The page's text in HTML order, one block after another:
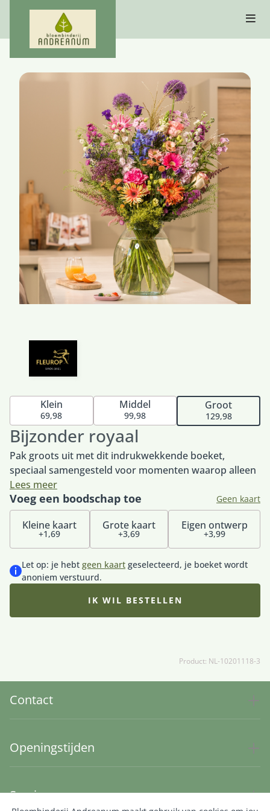
Bijzonder royaal
Pak groots uit met dit indrukwekkende boeket,
speciaal samengesteld voor momenten waarop alleen
het allermooiste goed genoeg is. Met een weelderige
mix van hoogwaardige, dagverse bloemen straalt dit
boeket luxe, kracht en elegantie uit. Perfect om
iemand te bedanken, te feliciteren of te laten zien
vakbloemist en persoonlijk bezorgd. De afbeelding
toont het boeket in middelformaat. Door het gebruik
van dagverse seizoensbloemen kan het uiteindelijke
boeket iets afwijken. Exclusief vaas. Tip: bestel een
Lees meer
Klein
69,98
Middel
99,98
Groot
129,98
Voeg een boodschap toe Geen kaart
Kleine kaart
+1,69
Grote kaart
+3,69
Eigen ontwerp
+3,99
Let op: je hebt geen kaart geselecteerd, je boeket wordt
anoniem verstuurd.
IK WIL BESTELLEN
Product: NL-10201118-3
Contact
Openingstijden
Service